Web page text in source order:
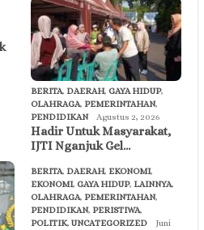
BERITA, DAERAH, GAYA HIDUP,
OLAHRAGA, PEMERINTAHAN,
PENDIDIKAN
Agustus 2, 2026
Hadir Untuk Masyarakat,
IJTI Nganjuk Gel…
BERITA, DAERAH, EKONOMI,
EKONOMI, GAYA HIDUP, LAINNYA,
OLAHRAGA, PEMERINTAHAN,
PENDIDIKAN, PERISTIWA,
POLITIK, UNCATEGORIZED
Juni